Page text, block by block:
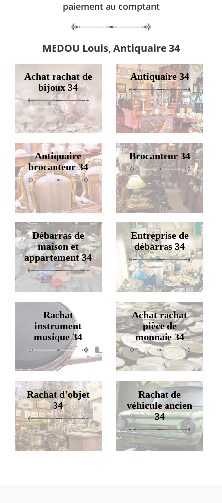
paiement au comptant
MEDOU Louis, Antiquaire 34
Achat rachat de
bijoux 34
Antiquaire 34
Antiquaire
brocanteur 34
Brocanteur 34
Débarras de
maison et
appartement 34
Entreprise de
débarras 34
Rachat
instrument
musique 34
Achat rachat
pièce de
monnaie 34
Rachat d'objet
34
Rachat de
véhicule ancien
34